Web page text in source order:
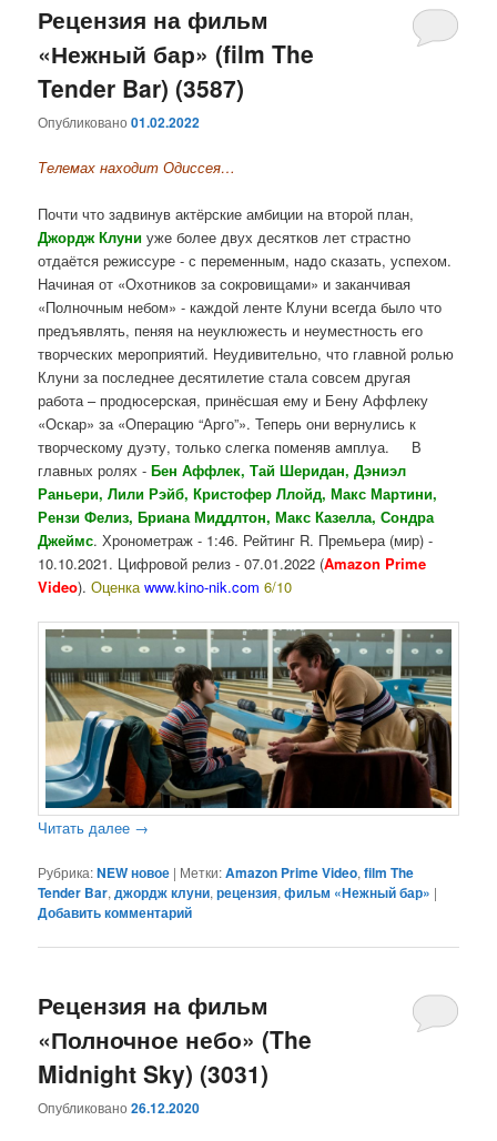
Рецензия на фильм
«Нежный бар» (film The
Tender Bar) (3587)
Опубликовано01.02.2022
Телемах находит Одиссея…
Почти что задвинув актёрские амбиции на второй план,
Джордж Клуниуже более двух десятков лет страстно
отдаётся режиссуре - с переменным, надо сказать, успехом.
Начиная от «Охотников за сокровищами» и заканчивая
«Полночным небом» - каждой ленте Клуни всегда было что
предъявлять, пеняя на неуклюжесть и неуместность его
творческих мероприятий. Неудивительно, что главной ролью
Клуни за последнее десятилетие стала совсем другая
работа – продюсерская, принёсшая ему и Бену Аффлеку
«Оскар» за «Операцию “Арго”». Теперь они вернулись к
творческому дуэту, только слегка поменяв амплуа. В
главных ролях -Бен Аффлек, Тай Шеридан, Дэниэл
Раньери, Лили Рэйб, Кристофер Ллойд, Макс Мартини,
Рензи Фелиз, Бриана Миддлтон, Макс Казелла, Сондра
Джеймс. Хронометраж - 1:46. Рейтинг R. Премьера (мир) -
10.10.2021. Цифровой релиз - 07.01.2022 (Amazon Prime
Video).Оценкаwww.kino-nik.com 6/10
Читать далее →
Рубрика:NEW новое | Метки:Amazon Prime Video,film The
Tender Bar,джордж клуни,рецензия,фильм «Нежный бар» |
Добавить комментарий
Рецензия на фильм
«Полночное небо» (The
Midnight Sky) (3031)
Опубликовано26.12.2020